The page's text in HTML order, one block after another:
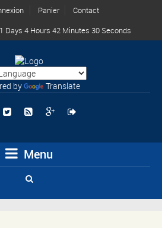
Panier
Contact
Days 4 Hours 42 Minutes 30 Seconds
by Translate
Menu